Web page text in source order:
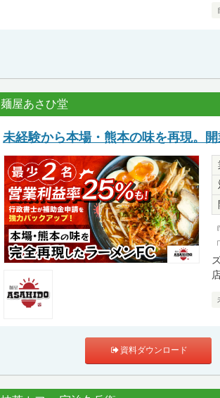
麺屋あさひ堂
未経験から本場・熊本の味を再現。
資料ダウンロード